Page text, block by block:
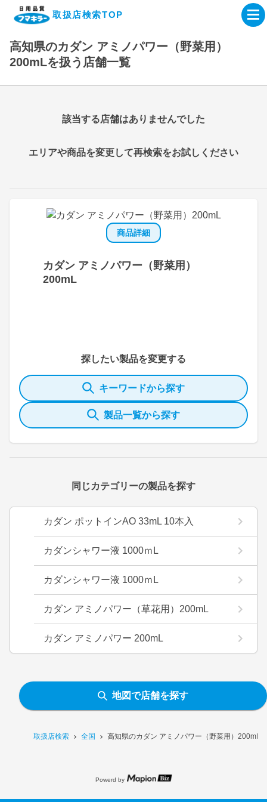
取扱店検索TOP
企業・IR情報サイト
製品情報サイト
オンラインショップ
製品検索はこちら
取扱店検索はこちら
取扱店検索 全国 高知県のカダン アミノパワー（野菜用）200mL
高知県のカダン アミノパワー（野菜用）
200mLを扱う店舗一覧
商品詳細
カダン アミノパワー（野菜用）
200mL
探したい製品を変更する
キーワードから探す
製品一覧から探す
同じカテゴリーの製品を探す
カダン ポットインAO 33mL 10本入
カダンシャワー液 1000ｍL
カダンシャワー液 1000ｍL
カダン アミノパワー（草花用）200mL
カダン アミノパワー 200mL
該当する店舗はありませんでした
エリアや商品を変更して再検索をお試しください
地図で店舗を探す
Powerd by